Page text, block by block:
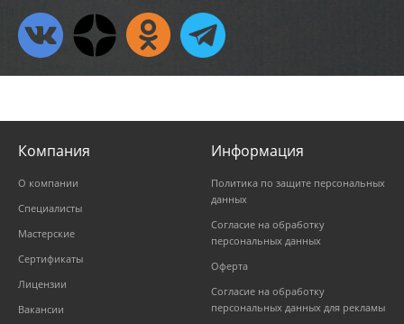
Компания
О компании
Специалисты
Мастерские
Сертификаты
Лицензии
Вакансии
Информация
Политика по защите персональных
данных
Согласие на обработку
персональных данных
Оферта
Согласие на обработку
персональных данных для рекламы